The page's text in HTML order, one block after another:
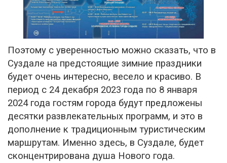
Поэтому с уверенностью можно сказать, что в
Суздале на предстоящие зимние праздники
будет очень интересно, весело и красиво. В
период с 24 декабря 2023 года по 8 января
2024 года гостям города будут предложены
десятки развлекательных программ, и это в
дополнение к традиционным туристическим
маршрутам. Именно здесь, в Суздале, будет
сконцентрирована душа Нового года.